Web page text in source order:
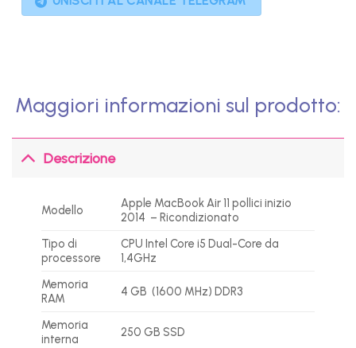
Maggiori informazioni sul prodotto:
Descrizione
Modello
Apple MacBook Air 11 pollici inizio
2014 – Ricondizionato
Tipo di
processore
CPU Intel Core i5 Dual-Core da
1,4GHz
Memoria
RAM
4 GB (1600 MHz) DDR3
Memoria
interna
250 GB SSD